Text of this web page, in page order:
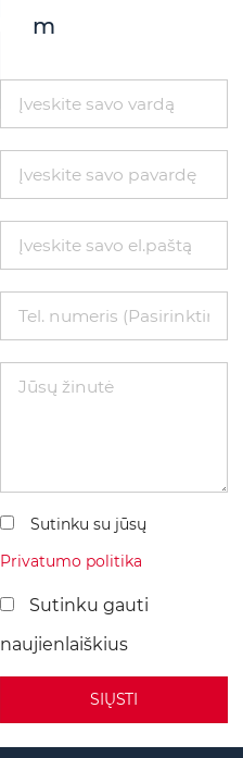
m
Sutinku su jūsų
Privatumo politika
Sutinku gauti
naujienlaiškius